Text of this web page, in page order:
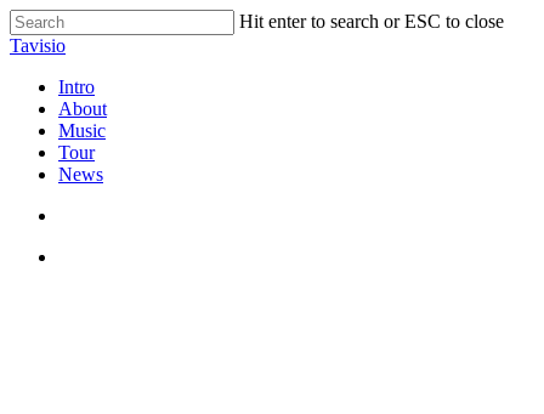
Skip
to
content
Hit enter to search or ESC to close
Close
Tavisio
search
Menu
Intro
About
Music
Tour
News